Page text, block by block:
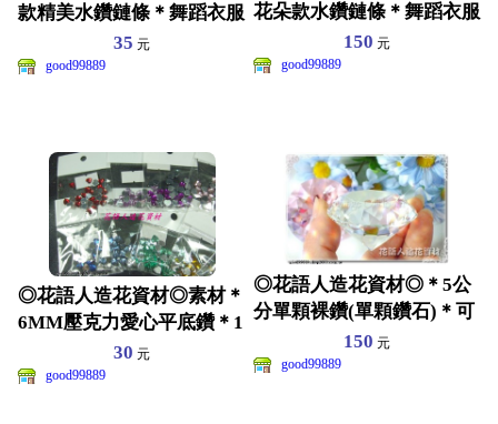
款精美水鑽鏈條＊舞蹈衣服
~皮包~髮飾裝飾
35 元
good99889
花朵款水鑽鏈條＊舞蹈衣服
~皮包~涼鞋~髮飾裝飾
150 元
good99889
◎花語人造花資材◎素材＊
6MM壓克力愛心平底鑽＊1
2色~飾品~卡片~喜
30 元
good99889
◎花語人造花資材◎＊5公
分單顆裸鑽(單顆鑽石)＊可
加價刻字~廣告~求婚
150 元
good99889